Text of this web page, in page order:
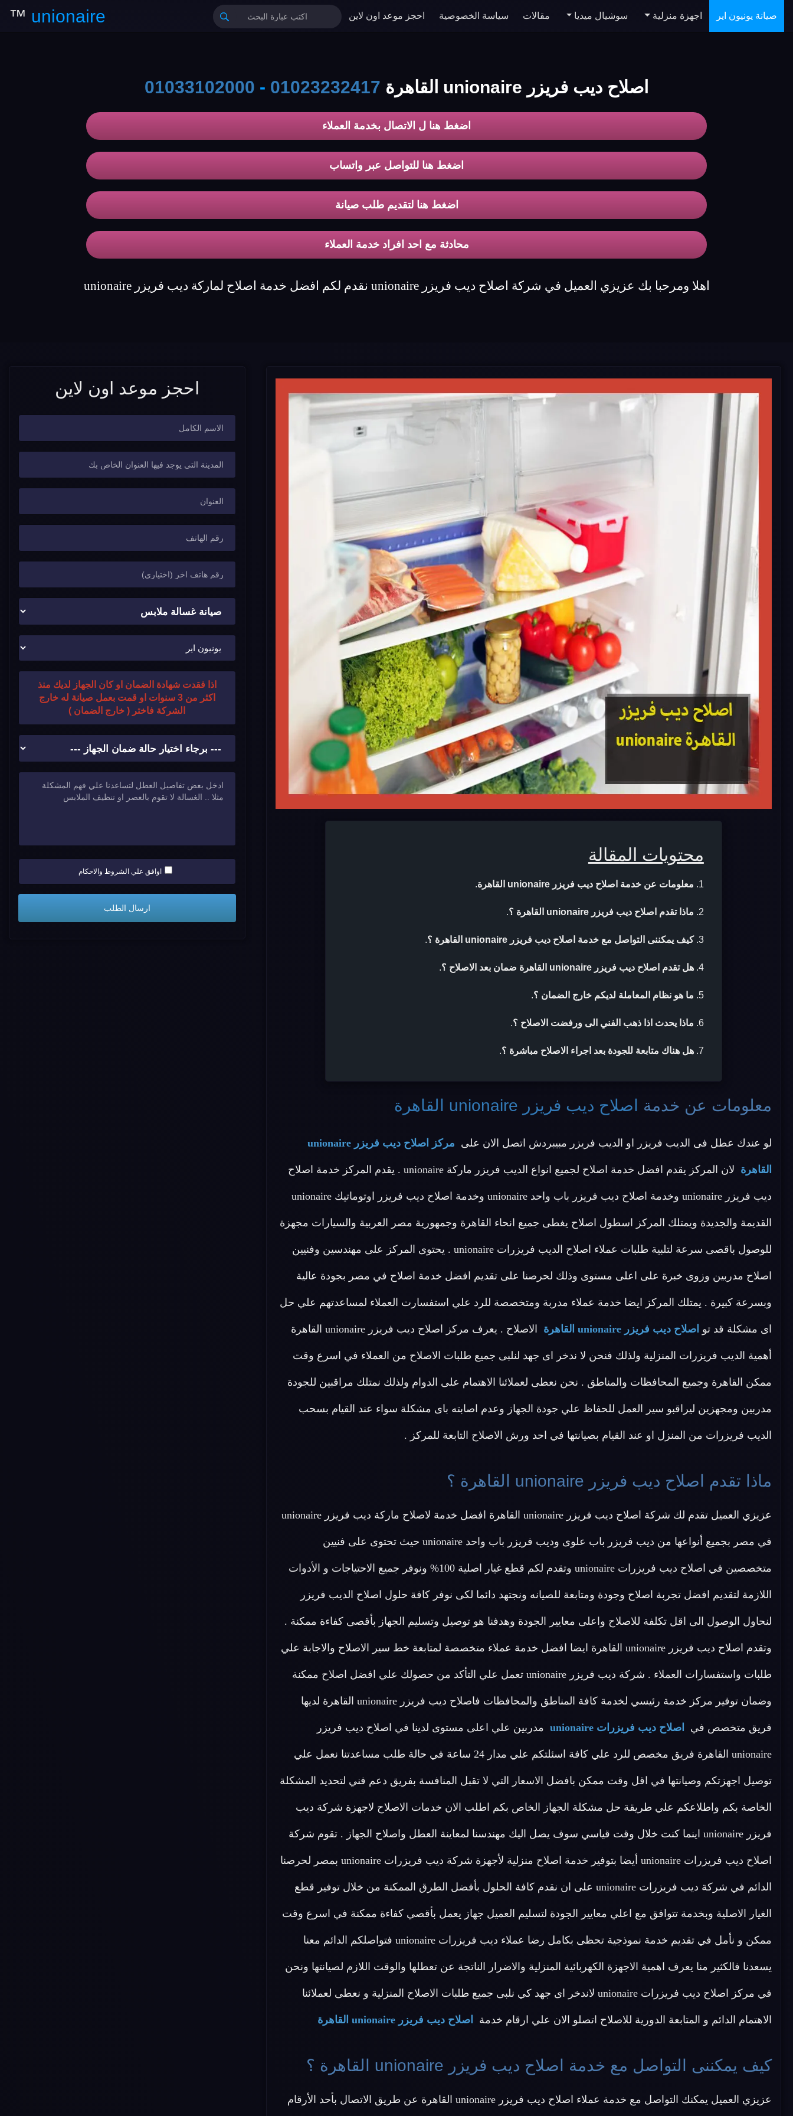
unionaire
™ صيانة يونيون اير اجهزة منزلية سوشيال ميديا مقالات سياسة الخصوصية احجز موعد اون لاين
اصلاح ديب فريزر unionaire القاهرة 01023232417
-
01033102000
اضغط هنا ل الاتصال بخدمة العملاء
اضغط هنا للتواصل عبر واتساب
اضغط هنا لتقديم طلب صيانة
محادثة مع احد افراد خدمة العملاء
اهلا ومرحبا بك عزيزي العميل في شركة اصلاح ديب فريزر unionaire نقدم لكم افضل خدمة اصلاح لماركة ديب فريزر unionaire
محتويات المقالة
معلومات عن خدمة اصلاح ديب فريزر unionaire القاهرة .
ماذا تقدم اصلاح ديب فريزر unionaire القاهرة ؟ .
كيف يمكننى التواصل مع خدمة اصلاح ديب فريزر unionaire القاهرة ؟ .
هل تقدم اصلاح ديب فريزر unionaire القاهرة ضمان بعد الاصلاح ؟ .
ما هو نظام المعاملة لديكم خارج الضمان ؟.
ماذا يحدث اذا ذهب الفني الى ورفضت الاصلاح ؟.
هل هناك متابعة للجودة بعد اجراء الاصلاح مباشرة ؟.
معلومات عن خدمة اصلاح ديب فريزر unionaire القاهرة
لو عندك عطل فى الديب فريزر او الديب فريزر مبيبردش اتصل الان على مركز اصلاح ديب فريزر unionaire
القاهرة لان المركز يقدم افضل خدمة اصلاح لجميع انواع الديب فريزر ماركة unionaire . يقدم المركز خدمة اصلاح
ديب فريزر unionaire وخدمة اصلاح ديب فريزر باب واحد unionaire وخدمة اصلاح ديب فريزر اوتوماتيك unionaire
القديمة والجديدة ويمتلك المركز اسطول اصلاح يغطى جميع انحاء القاهرة وجمهورية مصر العربية والسيارات مجهزة
للوصول باقصى سرعة لتلبية طلبات عملاء اصلاح الديب فريزرات unionaire . يحتوى المركز على مهندسين وفنيين
اصلاح مدربين وزوى خبرة على اعلى مستوى وذلك لحرصنا على تقديم افضل خدمة اصلاح في مصر بجودة عالية
وبسرعة كبيرة . يمتلك المركز ايضا خدمة عملاء مدربة ومتخصصة للرد علي استفسارت العملاء لمساعدتهم علي حل
اى مشكلة قد تو اصلاح ديب فريزر unionaire القاهرة الاصلاح . يعرف مركز اصلاح ديب فريزر unionaire القاهرة
أهمية الديب فريزرات المنزلية ولذلك فنحن لا ندخر اى جهد لنلبى جميع طلبات الاصلاح من العملاء في اسرع وقت
ممكن القاهرة وجميع المحافظات والمناطق . نحن نعطى لعملائنا الاهتمام على الدوام ولذلك نمتلك مراقبين للجودة
مدربين ومجهزين ليراقبو سير العمل للحفاظ علي جودة الجهاز وعدم اصابته باى مشكلة سواء عند القيام بسحب
الديب فريزرات من المنزل او عند القيام بصيانتها في احد ورش الاصلاح التابعة للمركز .
ماذا تقدم اصلاح ديب فريزر unionaire القاهرة ؟
عزيزي العميل تقدم لك شركة اصلاح ديب فريزر unionaire القاهرة افضل خدمة لاصلاح ماركة ديب فريزر unionaire
في مصر بجميع أنواعها من ديب فريزر باب علوى وديب فريزر باب واحد unionaire حيث تحتوى على فنيين
متخصصين في اصلاح ديب فريزرات unionaire وتقدم لكم قطع غيار اصلية 100% ونوفر جميع الاحتياجات و الأدوات
اللازمة لتقديم افضل تجربة اصلاح وجودة ومتابعة للصيانه ونجتهد دائما لكى نوفر كافة حلول اصلاح الديب فريزر
لنحاول الوصول الى اقل تكلفة للاصلاح واعلى معايير الجودة وهدفنا هو توصيل وتسليم الجهاز بأقصى كفاءة ممكنة .
وتقدم اصلاح ديب فريزر unionaire القاهرة ايضا افضل خدمة عملاء متخصصة لمتابعة خط سير الاصلاح والاجابة علي
طلبات واستفسارات العملاء . شركة ديب فريزر unionaire تعمل علي التأكد من حصولك علي افضل اصلاح ممكنة
وضمان توفير مركز خدمة رئيسي لخدمة كافة المناطق والمحافظات فاصلاح ديب فريزر unionaire القاهرة لديها
فريق متخصص في اصلاح ديب فريزرات unionaire مدربين علي اعلى مستوى لدينا في اصلاح ديب فريزر
unionaire القاهرة فريق مخصص للرد علي كافة اسئلتكم علي مدار 24 ساعة في حالة طلب مساعدتنا نعمل علي
توصيل اجهزتكم وصيانتها في اقل وقت ممكن بافضل الاسعار التي لا تقبل المنافسة بفريق دعم فني لتحديد المشكلة
الخاصة بكم واطلاعكم علي طريقة حل مشكلة الجهاز الخاص بكم اطلب الان خدمات الاصلاح لاجهزة شركة ديب
فريزر unionaire اينما كنت خلال وقت قياسي سوف يصل اليك مهندسنا لمعاينة العطل واصلاح الجهاز . تقوم شركة
اصلاح ديب فريزرات unionaire أيضا بتوفير خدمة اصلاح منزلية لأجهزة شركة ديب فريزرات unionaire بمصر لحرصنا
الدائم في شركة ديب فريزرات unionaire على ان نقدم كافة الحلول بأفضل الطرق الممكنة من خلال توفير قطع
الغيار الاصلية وبخدمة تتوافق مع اعلي معايير الجودة لتسليم العميل جهاز يعمل بأقصي كفاءة ممكنة في اسرع وقت
ممكن و نأمل في تقديم خدمة نموذجية تحظى بكامل رضا عملاء ديب فريزرات unionaire فتواصلكم الدائم معنا
يسعدنا فالكثير منا يعرف اهمية الاجهزة الكهربائية المنزلية والاضرار الناتجة عن تعطلها والوقت اللازم لصيانتها ونحن
في مركز اصلاح ديب فريزرات unionaire لاندخر اى جهد كي نلبى جميع طلبات الاصلاح المنزلية و نعطى لعملائنا
الاهتمام الدائم و المتابعة الدورية للاصلاح اتصلو الان علي ارقام خدمة اصلاح ديب فريزر unionaire القاهرة
كيف يمكننى التواصل مع خدمة اصلاح ديب فريزر unionaire القاهرة ؟
عزيزي العميل يمكنك التواصل مع خدمة عملاء اصلاح ديب فريزر unionaire القاهرة عن طريق الاتصال بأحد الأرقام
احجز موعد اون لاين
اذا فقدت شهادة الضمان او كان الجهاز لديك منذ
اكثر من 3 سنوات او قمت بعمل صيانة له خارج
الشركة فاختر ( خارج الضمان )
اوافق علي الشروط والاحكام